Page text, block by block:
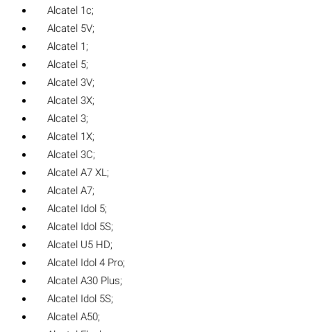
Alcatel 1c;
Alcatel 5V;
Alcatel 1;
Alcatel 5;
Alcatel 3V;
Alcatel 3X;
Alcatel 3;
Alcatel 1X;
Alcatel 3C;
Alcatel A7 XL;
Alcatel A7;
Alcatel Idol 5;
Alcatel Idol 5S;
Alcatel U5 HD;
Alcatel Idol 4 Pro;
Alcatel A30 Plus;
Alcatel Idol 5S;
Alcatel A50;